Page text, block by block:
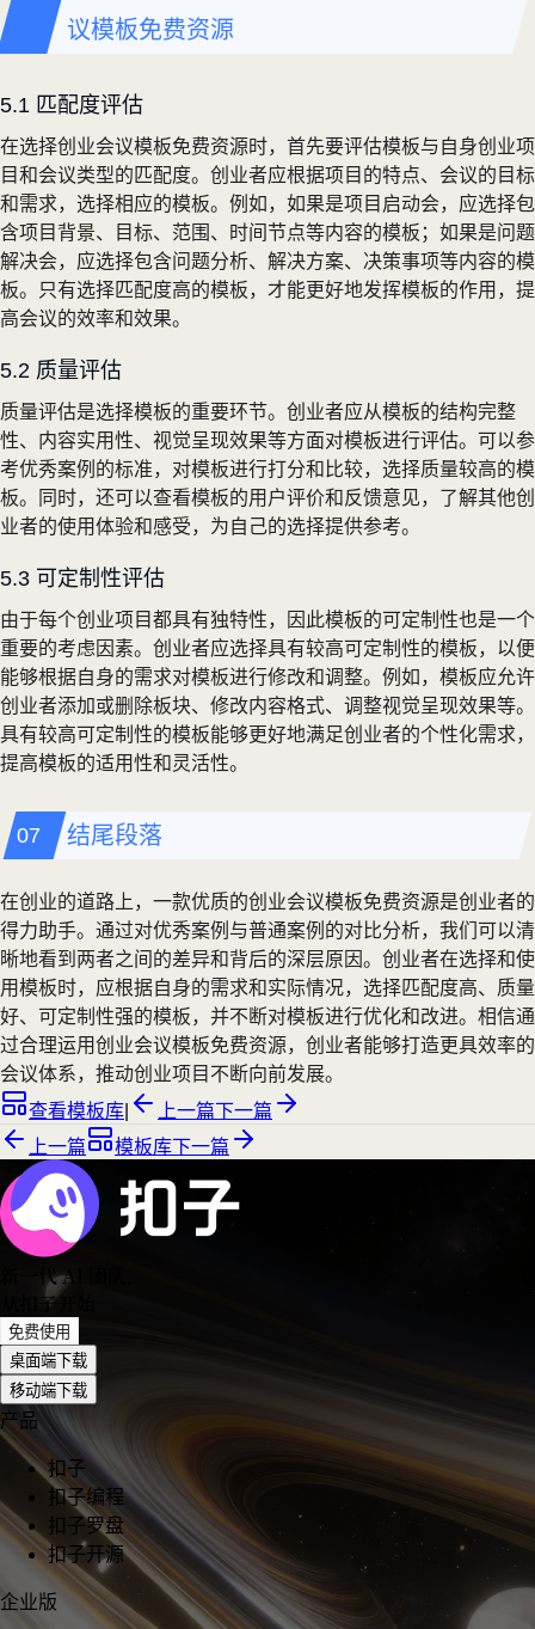
议模板免费资源
5.1 匹配度评估
在选择创业会议模板免费资源时，首先要评估模板与自身创业项
目和会议类型的匹配度。创业者应根据项目的特点、会议的目标
和需求，选择相应的模板。例如，如果是项目启动会，应选择包
含项目背景、目标、范围、时间节点等内容的模板；如果是问题
解决会，应选择包含问题分析、解决方案、决策事项等内容的模
板。只有选择匹配度高的模板，才能更好地发挥模板的作用，提
高会议的效率和效果。
5.2 质量评估
质量评估是选择模板的重要环节。创业者应从模板的结构完整
性、内容实用性、视觉呈现效果等方面对模板进行评估。可以参
考优秀案例的标准，对模板进行打分和比较，选择质量较高的模
板。同时，还可以查看模板的用户评价和反馈意见，了解其他创
业者的使用体验和感受，为自己的选择提供参考。
5.3 可定制性评估
由于每个创业项目都具有独特性，因此模板的可定制性也是一个
重要的考虑因素。创业者应选择具有较高可定制性的模板，以便
能够根据自身的需求对模板进行修改和调整。例如，模板应允许
创业者添加或删除板块、修改内容格式、调整视觉呈现效果等。
具有较高可定制性的模板能够更好地满足创业者的个性化需求，
提高模板的适用性和灵活性。
结尾段落
在创业的道路上，一款优质的创业会议模板免费资源是创业者的
得力助手。通过对优秀案例与普通案例的对比分析，我们可以清
晰地看到两者之间的差异和背后的深层原因。创业者在选择和使
用模板时，应根据自身的需求和实际情况，选择匹配度高、质量
好、可定制性强的模板，并不断对模板进行优化和改进。相信通
过合理运用创业会议模板免费资源，创业者能够打造更具效率的
会议体系，推动创业项目不断向前发展。
查看模板库
上一篇下一篇
上一篇
模板库下一篇
新一代 AI 团队
从扣子开始
免费使用
桌面端下载
移动端下载
产品
扣子
扣子编程
扣子罗盘
扣子开源
企业版